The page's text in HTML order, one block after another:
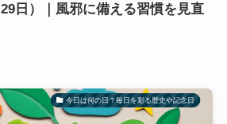
日）｜風邪に備える習慣を見直
今日は何の日？毎日を彩る歴史や記念日